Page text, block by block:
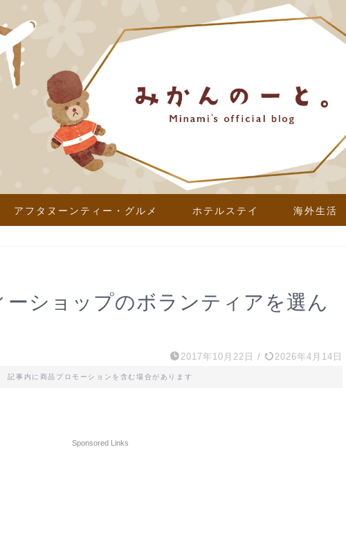
アフタヌーンティー・グルメ ホテルステイ 海外生活
ーショップのボランティアを選ん
2017年10月22日 / 2026年4月14日
記事内に商品プロモーションを含む場合があります
Sponsored Links